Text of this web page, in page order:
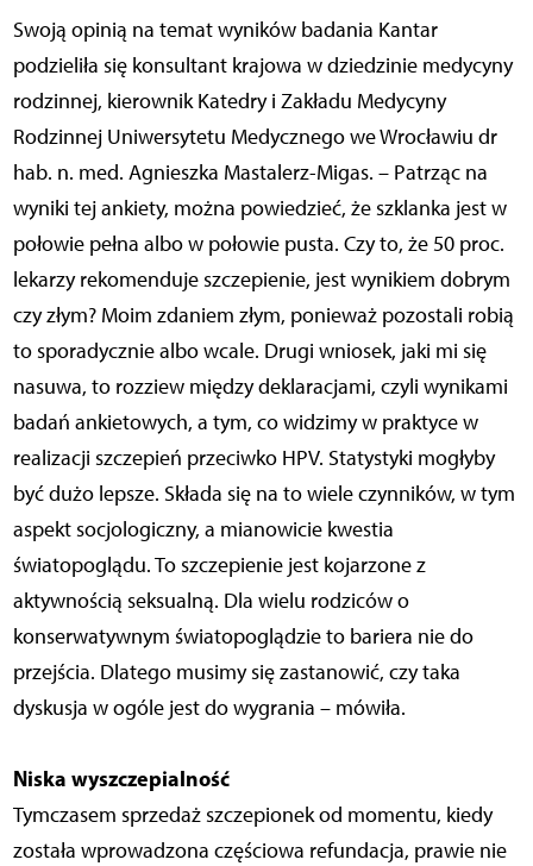
Swoją opinią na temat wyników badania Kantar
podzieliła się konsultant krajowa w dziedzinie medycyny
rodzinnej, kierownik Katedry i Zakładu Medycyny
Rodzinnej Uniwersytetu Medycznego we Wrocławiu dr
hab. n. med. Agnieszka Mastalerz-Migas. – Patrząc na
wyniki tej ankiety, można powiedzieć, że szklanka jest w
połowie pełna albo w połowie pusta. Czy to, że 50 proc.
lekarzy rekomenduje szczepienie, jest wynikiem dobrym
czy złym? Moim zdaniem złym, ponieważ pozostali robią
to sporadycznie albo wcale. Drugi wniosek, jaki mi się
nasuwa, to rozziew między deklaracjami, czyli wynikami
badań ankietowych, a tym, co widzimy w praktyce w
realizacji szczepień przeciwko HPV. Statystyki mogłyby
być dużo lepsze. Składa się na to wiele czynników, w tym
aspekt socjologiczny, a mianowicie kwestia
światopoglądu. To szczepienie jest kojarzone z
aktywnością seksualną. Dla wielu rodziców o
konserwatywnym światopoglądzie to bariera nie do
przejścia. Dlatego musimy się zastanowić, czy taka
dyskusja w ogóle jest do wygrania – mówiła.
Niska wyszczepialność
Tymczasem sprzedaż szczepionek od momentu, kiedy
została wprowadzona częściowa refundacja, prawie nie